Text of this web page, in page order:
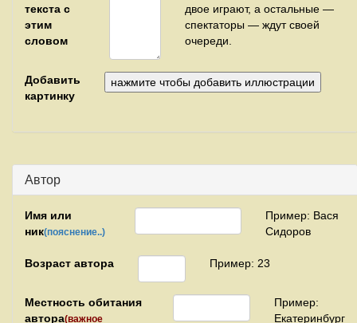
текста с
этим
словом
двое играют, а остальные —
спектаторы — ждут своей
очереди.
Добавить
картинку
Автор
Имя или
ник(пояснение..)
Пример: Вася
Сидоров
Возраст автора Пример: 23
Местность обитания
автора(важное
Пример:
Екатеринбург